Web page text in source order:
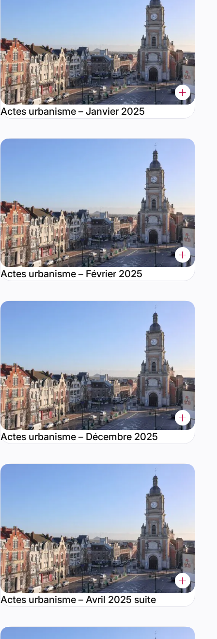
Actes urbanisme – Janvier 2025
Actes urbanisme – Février 2025
Actes urbanisme – Décembre 2025
Actes urbanisme – Avril 2025 suite